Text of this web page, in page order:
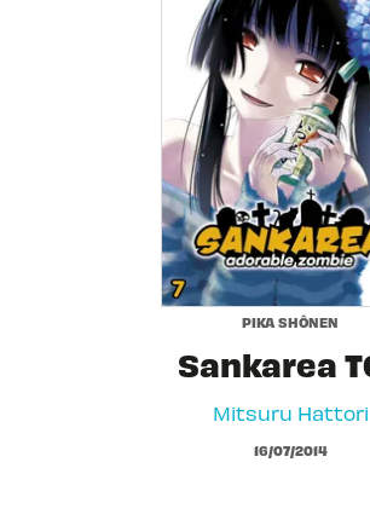
PIKA SHÔNEN
Sankarea
Mitsuru Hattori
16/07/2014